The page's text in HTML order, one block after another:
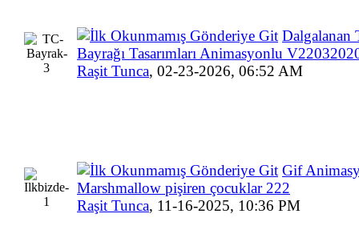
Dalgalanan
Bayrağı Tasarımları Animasyonlu
Raşit Tunca, 02-23-2026, 06:52 AM
Gif
Marshmallow pişiren çocuklar 222
Raşit Tunca, 11-16-2025, 10:36 PM